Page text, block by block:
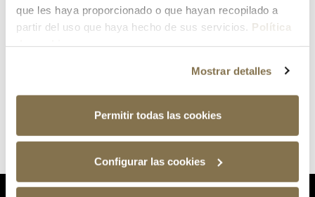
que les haya proporcionado o que hayan recopilado a
partir del uso que haya hecho de sus servicios. Política
Mostrar detalles
Permitir todas las cookies
Configurar las cookies